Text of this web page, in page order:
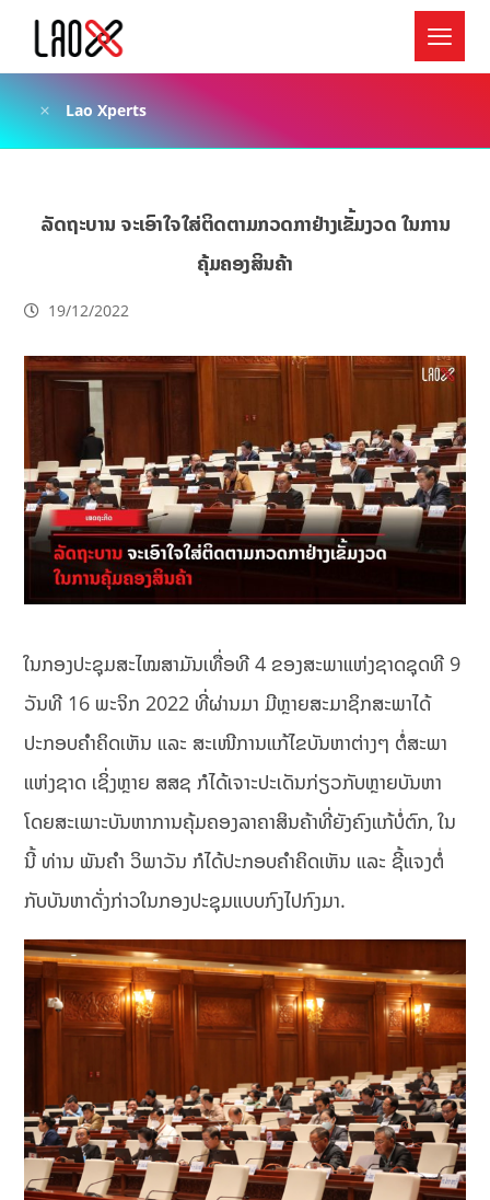
Lao Xperts
ລັດຖະບານ ຈະເອົາໃຈໃສ່ຕິດຕາມກວດກາຢ່າງເຂັ້ມງວດ ໃນການ
ຄຸ້ມຄອງສິນຄ້າ
19/12/2022
ໃນກອງປະຊຸມສະໄໝສາມັນເທື່ອທີ 4 ຂອງສະພາແຫ່ງຊາດຊຸດທີ 9
ວັນທີ 16 ພະຈິກ 2022 ທີ່ຜ່ານມາ ມີຫຼາຍສະມາຊິກສະພາໄດ້
ປະກອບຄຳຄິດເຫັນ ແລະ ສະເໜີການແກ້ໄຂບັນຫາຕ່າງໆ ຕໍ່ສະພາ
ແຫ່ງຊາດ ເຊິ່ງຫຼາຍ ສສຊ ກໍໄດ້ເຈາະປະເດັນກ່ຽວກັບຫຼາຍບັນຫາ
ໂດຍສະເພາະບັນຫາການຄຸ້ມຄອງລາຄາສິນຄ້າທີ່ຍັງຄົງແກ້ບໍ່ຕົກ, ໃນ
ນີ້ ທ່ານ ພັນຄຳ ວິພາວັນ ກໍໄດ້ປະກອບຄຳຄິດເຫັນ ແລະ ຊີ້ແຈງຕໍ່
ກັບບັນຫາດັ່ງກ່າວໃນກອງປະຊຸມແບບກົງໄປກົງມາ.